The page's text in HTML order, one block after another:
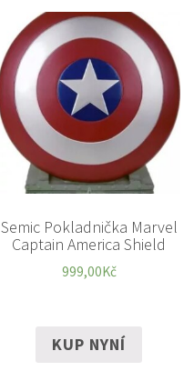
Semic Pokladnička Marvel
Captain America Shield
999,00Kč
KUP NYNÍ